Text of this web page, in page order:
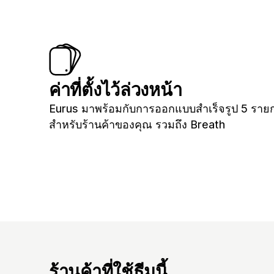
ค่าที่ตั้งไว้ล่วงหน้า
Eurus มาพร้อมกับการออกแบบสำเร็จรูป 5 ราย
สำหรับร้านค้าของคุณ รวมถึง Breath